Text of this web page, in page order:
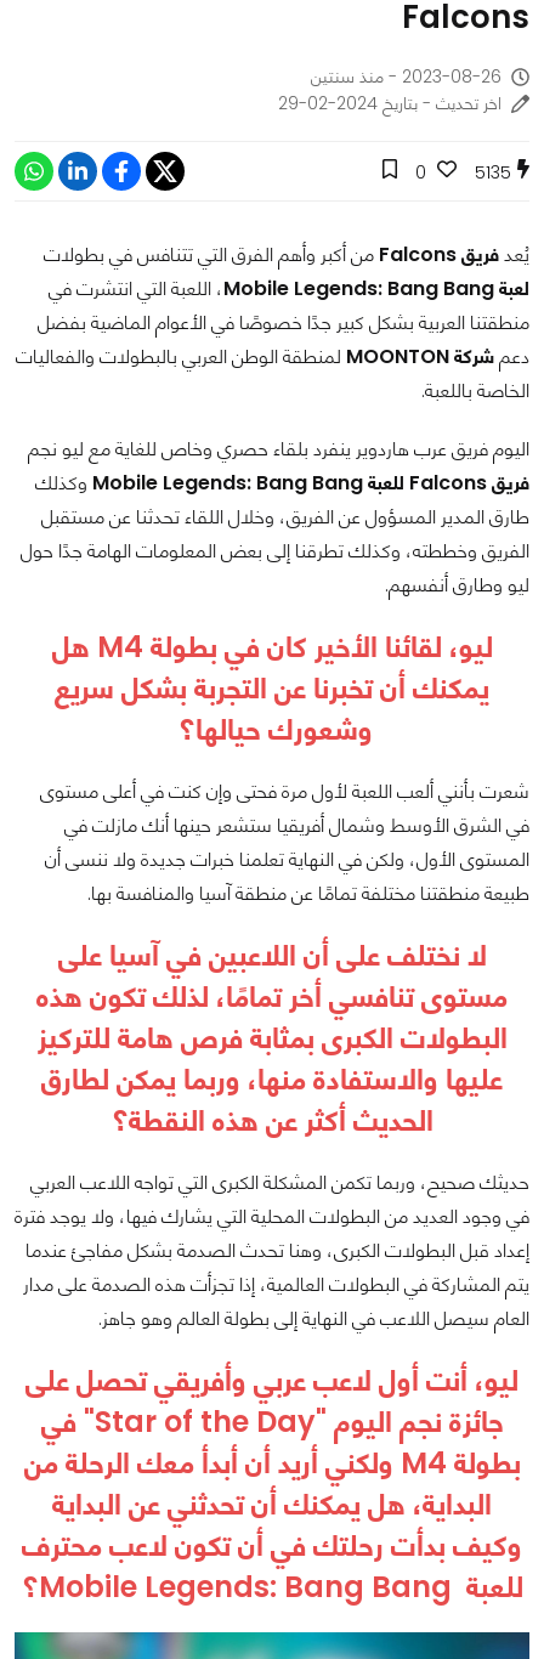
Falcons
2023-08-26 - منذ سنتين
اخر تحديث - بتاريخ 2024-02-29
5135
0
يُعدفريق Falcons
من أكبر وأهم الفرق التي تتنافس في بطولات
لعبة Mobile Legends: Bang Bang
، اللعبة التي انتشرت في
منطقتنا العربية بشكل كبير جدًا خصوصًا في الأعوام الماضية بفضل
دعمشركة MOONTON
لمنطقة الوطن العربي بالبطولات والفعاليات
الخاصة باللعبة.
اليوم فريق عرب هاردوير ينفرد بلقاء حصري وخاص للغاية مع ليو نجم
فريق Falcons للعبة Mobile Legends: Bang Bang
وكذلك
طارق المدير المسؤول عن الفريق، وخلال اللقاء تحدثنا عن مستقبل
الفريق وخططته، وكذلك تطرقنا إلى بعض المعلومات الهامة جدًا حول
ليو وطارق أنفسهم.
ليو، لقائنا الأخير كان في بطولة M4 هل
يمكنك أن تخبرنا عن التجربة بشكل سريع
وشعورك حيالها؟
شعرت بأنني ألعب اللعبة لأول مرة فحتى وإن كنت في أعلى مستوى
في الشرق الأوسط وشمال أفريقيا ستشعر حينها أنك مازلت في
المستوى الأول، ولكن في النهاية تعلمنا خبرات جديدة ولا ننسى أن
طبيعة منطقتنا مختلفة تمامًا عن منطقة آسيا والمنافسة بها.
لا نختلف على أن اللاعبين في آسيا على
مستوى تنافسي أخر تمامًا، لذلك تكون هذه
البطولات الكبرى بمثابة فرص هامة للتركيز
عليها والاستفادة منها، وربما يمكن لطارق
الحديث أكثر عن هذه النقطة؟
حديثك صحيح، وربما تكمن المشكلة الكبرى التي تواجه اللاعب العربي
في وجود العديد من البطولات المحلية التي يشارك فيها، ولا يوجد فترة
إعداد قبل البطولات الكبرى، وهنا تحدث الصدمة بشكل مفاجئ عندما
يتم المشاركة في البطولات العالمية، إذا تجزأت هذه الصدمة على مدار
العام سيصل اللاعب في النهاية إلى بطولة العالم وهو جاهز.
ليو، أنت أول لاعب عربي وأفريقي تحصل على
جائزة نجم اليوم "Star of the Day" في
بطولة M4 ولكني أريد أن أبدأ معك الرحلة من
البداية، هل يمكنك أن تحدثني عن البداية
وكيف بدأت رحلتك في أن تكون لاعب محترف
للعبة Mobile Legends: Bang Bang؟